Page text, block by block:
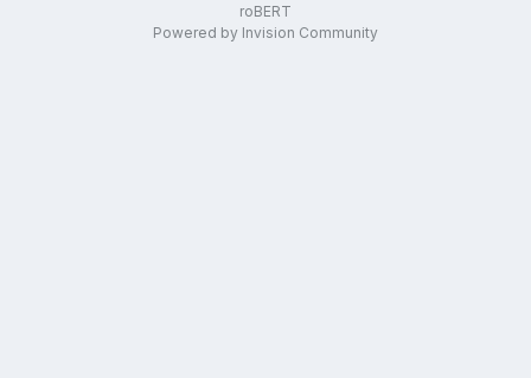
roBERT
Powered by Invision Community